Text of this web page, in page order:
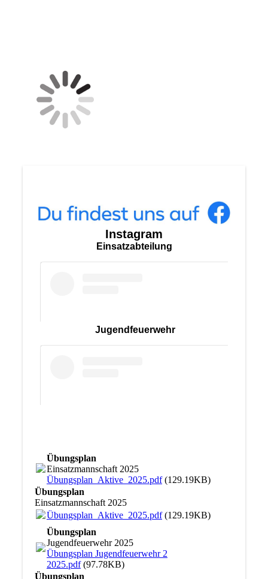
Instagram
Einsatzabteilung
Jugendfeuerwehr
Übungsplan
Einsatzmannschaft 2025
Übungsplan_Aktive_2025.pdf(129.19KB)
Übungsplan
Einsatzmannschaft 2025
Übungsplan_Aktive_2025.pdf(129.19KB)
Übungsplan
Jugendfeuerwehr 2025
Übungsplan Jugendfeuerwehr 2
2025.pdf(97.78KB)
Übungsplan